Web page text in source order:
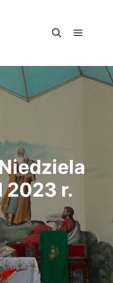
2023 r.